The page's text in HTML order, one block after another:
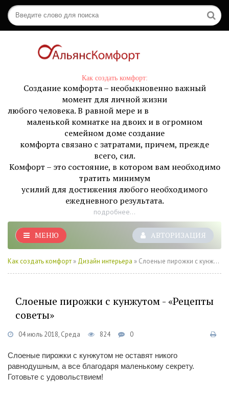
Как создать комфорт:
Создание комфорта – необыкновенно важный
момент для личной жизни
любого человека. В равной мере и в
маленькой комнатке на двоих и в огромном
семейном доме создание
комфорта связано с затратами, причем, прежде
всего, сил.
Комфорт – это состояние, в котором вам необходимо
тратить минимум
усилий для достижения любого необходимого
ежедневного результата.
подробнее...
АВТОРИЗАЦИЯ
МЕНЮ
Как создать комфорт » Дизайн интерьера » Слоеные пирожки с кунжутом - «Рецепты советы»
Слоеные пирожки с кунжутом - «Рецепты
советы»
04 июль 2018, Среда 824 0
Слоеные пирожки с кунжутом не оставят никого
равнодушным, а все благодаря маленькому секрету.
Готовьте с удовольствием!